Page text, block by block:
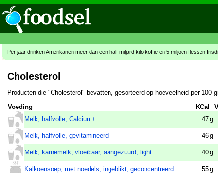
Per jaar drinken Amerikanen meer dan een half miljard kilo koffie en 5 miljoen flessen
Cholesterol
Producten die "Cholesterol" bevatten, gesorteerd op hoeveelheid per 100
Voeding
KCal
Melk, halfvolle, Calcium+
47g
Melk, halfvolle, gevitamineerd 46g
Melk, karnemelk, vloeibaar, aangezuurd, light 40g
Kalkoensoep, met noedels, ingeblikt, geconcentreerd 55g